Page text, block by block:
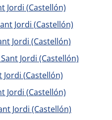
Jordi (Castellón)
Jordi (Castellón)
Jordi (Castellón)
Jordi (Castellón)
Jordi (Castellón)
Jordi (Castellón)
Jordi (Castellón)